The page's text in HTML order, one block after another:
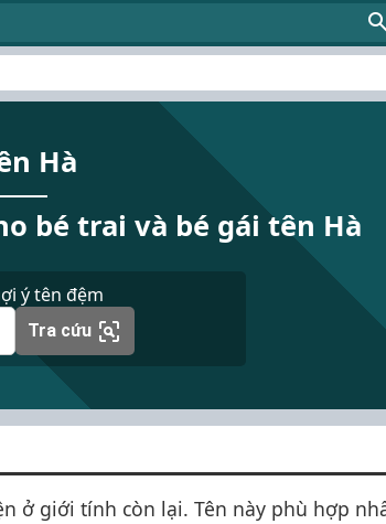
Hà
bé trai và bé gái tên Hà
ý tên đệm
Tra cứu
ở giới tính còn lại. Tên này phù hợp